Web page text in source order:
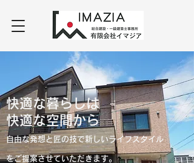
快適な暮らしは
快適な空間から
自由な発想と匠の技で新しいライフスタイル
をご提案させていただきます。